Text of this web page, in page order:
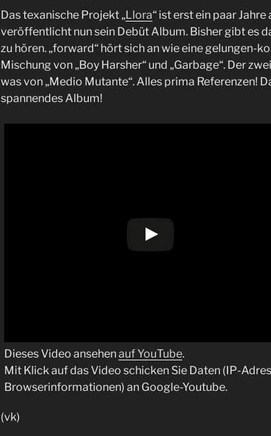
Das texanische Projekt „Llora“ ist erst ein paar Jahre
veröffentlicht nun sein Debüt Album. Bisher gibt es
zu hören. „forward“ hört sich an wie eine gelungen-
Mischung von „Boy Harsher“ und „Garbage“. Der
was von „Medio Mutante“. Alles prima Referenzen!
spannendes Album!
Dieses Video ansehenauf YouTube.
Mit Klick auf das Video schicken Sie Daten (IP-
Browserinformationen) an Google-Youtube.
(vk)